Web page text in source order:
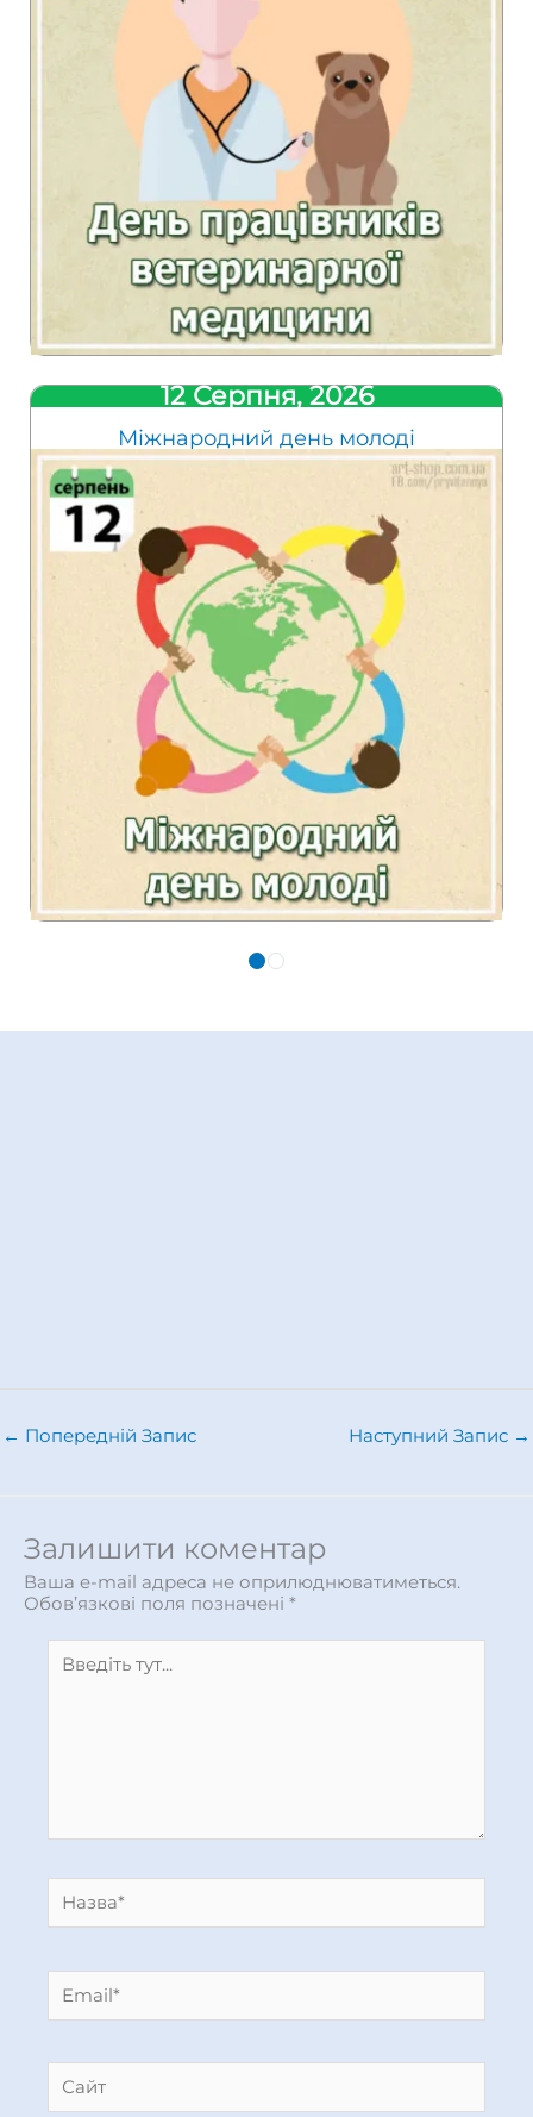
12 Серпня, 2026
Міжнародний день молоді
← Попередній Запис Наступний Запис →
Залишити коментар
Ваша e-mail адреса не оприлюднюватиметься.
Обов’язкові поля позначені *
тут...